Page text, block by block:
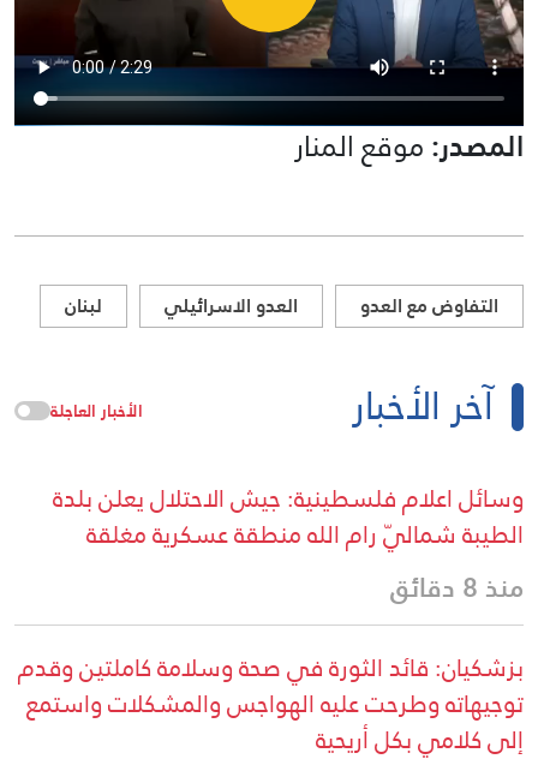
المصدر:موقع المنار
التفاوض مع العدو العدو الاسرائيلي لبنان
آخر الأخبار الأخبار العاجلة
وسائل اعلام فلسطينية: جيش الاحتلال يعلن بلدة
الطيبة شماليّ رام الله منطقة عسكرية مغلقة
منذ 8 دقائق
بزشكيان: قائد الثورة في صحة وسلامة كاملتين وقدم
توجيهاته وطرحت عليه الهواجس والمشكلات واستمع
إلى كلامي بكل أريحية